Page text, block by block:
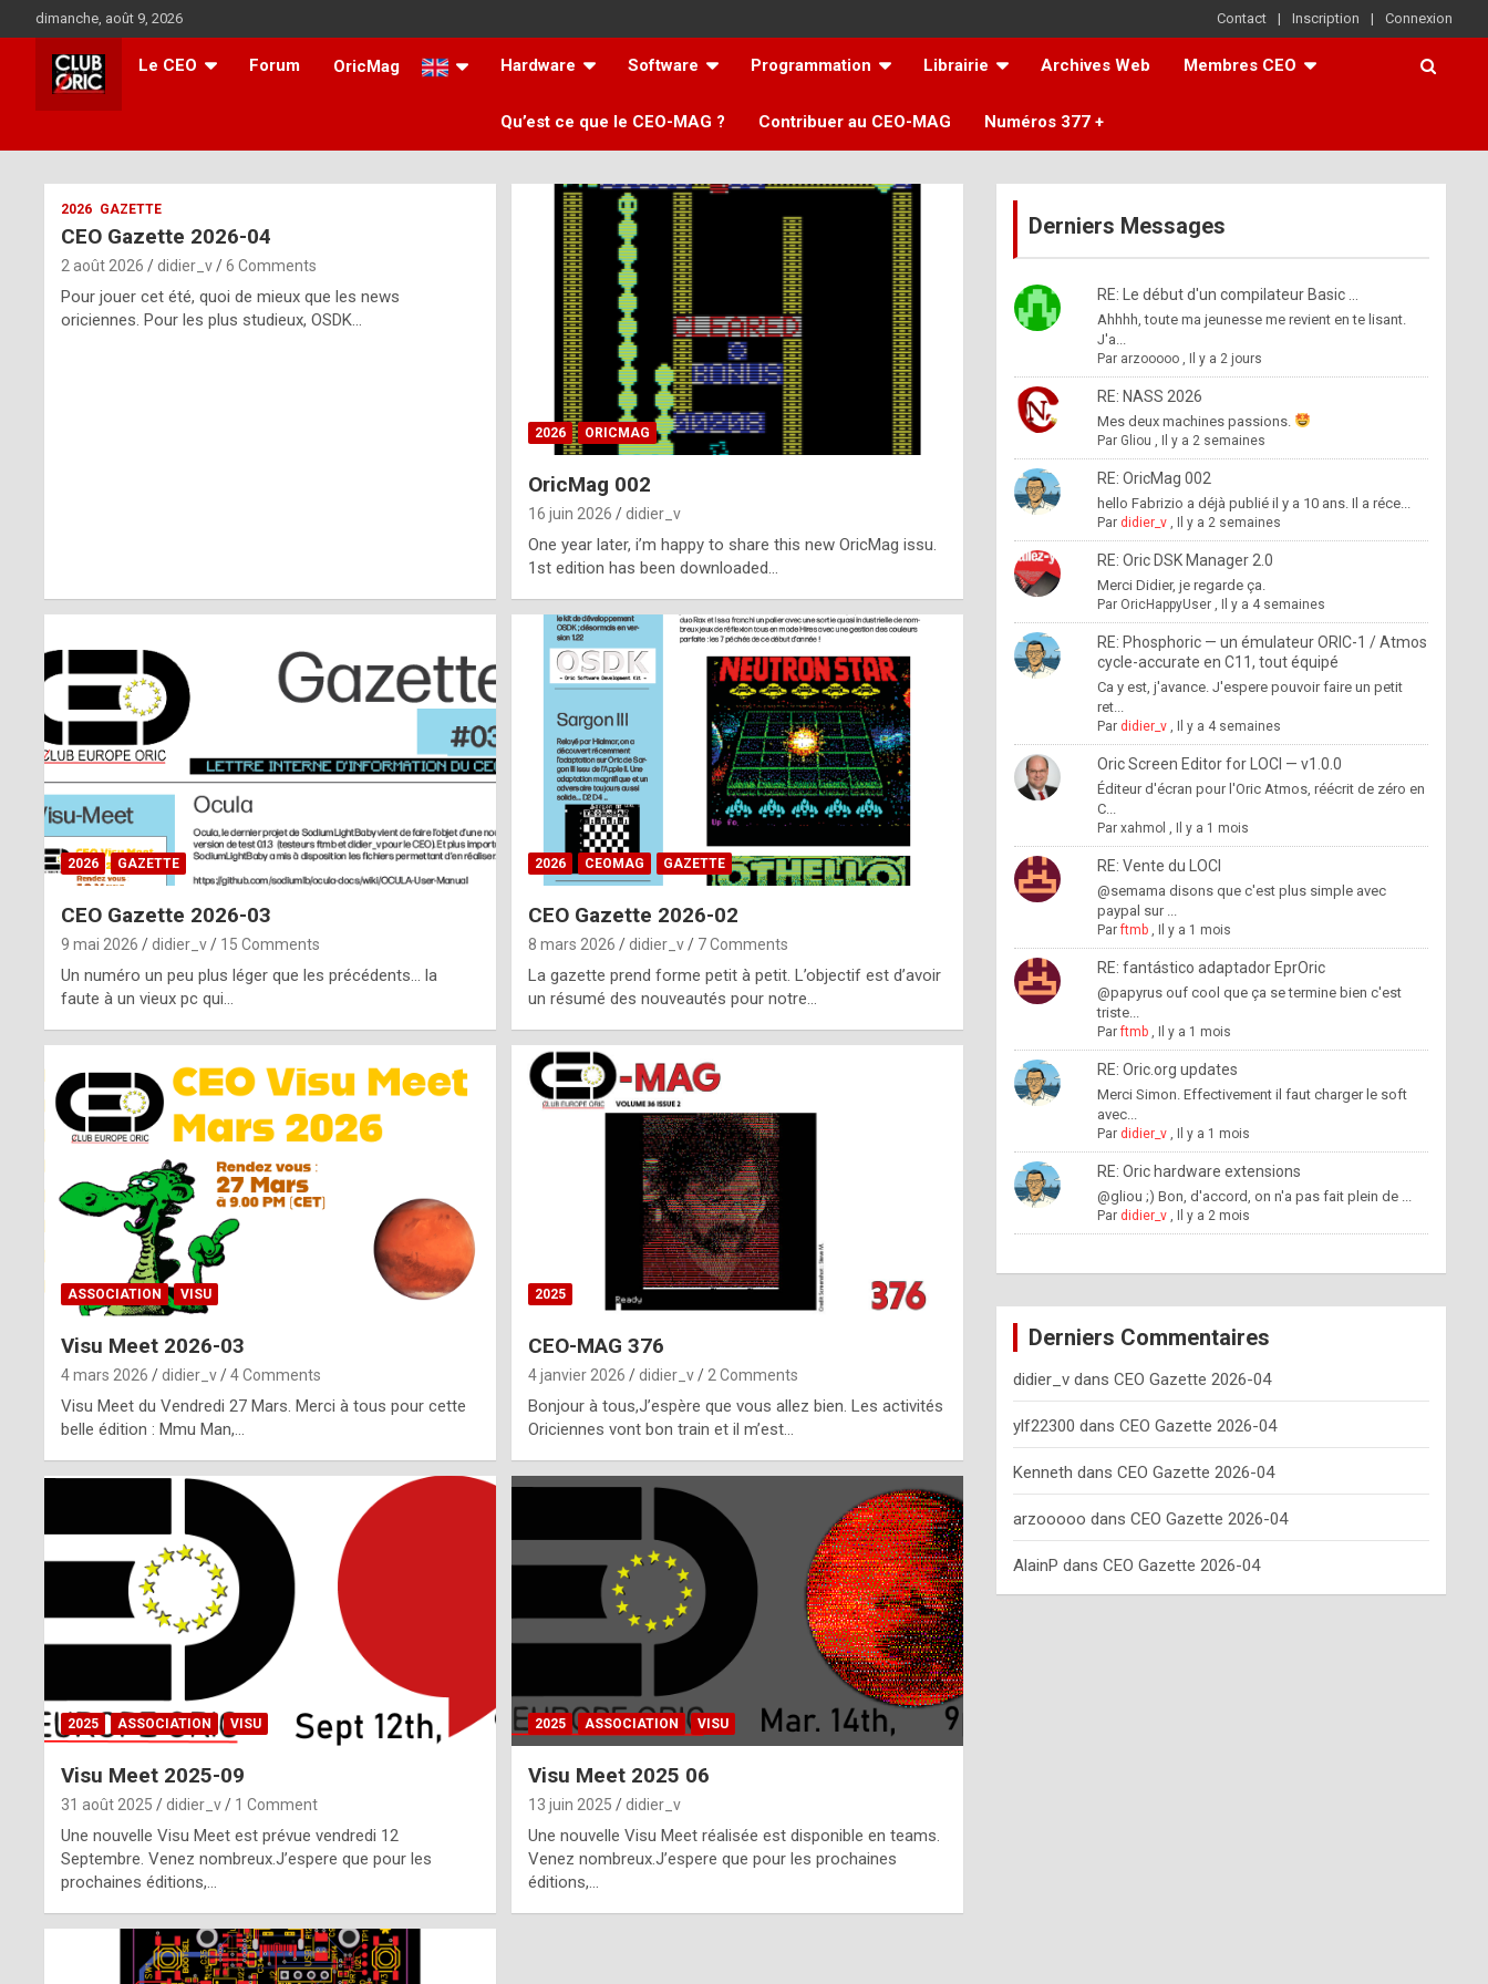
to
content
dimanche, août 9, 2026 Contact Inscription Connexion
Le CEO Forum OricMag Hardware Software Programmation Librairie Archives Web Membres CEO
Qu’est ce que le CEO-MAG ? Contribuer au CEO-MAG Numéros 377 +
ff
m
2026 GAZETTE
CEO Gazette 2026-04
2 août 2026 didier_v 6 Comments
Pour jouer cet été, quoi de mieux que les news
oriciennes. Pour les plus studieux, OSDK…
2026 ORICMAG
OricMag 002
16 juin 2026 didier_v
One year later, i’m happy to share this new OricMag issu.
1st edition has been downloaded…
2026 GAZETTE
CEO Gazette 2026-03
9 mai 2026 didier_v 15 Comments
Un numéro un peu plus léger que les précédents… la
faute à un vieux pc qui…
2026 CEOMAG GAZETTE
CEO Gazette 2026-02
8 mars 2026 didier_v 7 Comments
La gazette prend forme petit à petit. L’objectif est d’avoir
un résumé des nouveautés pour notre…
ASSOCIATION VISU
Visu Meet 2026-03
4 mars 2026 didier_v 4 Comments
Visu Meet du Vendredi 27 Mars. Merci à tous pour cette
belle édition : Mmu Man,…
2025
CEO-MAG 376
4 janvier 2026 didier_v 2 Comments
Bonjour à tous,J’espère que vous allez bien. Les activités
Oriciennes vont bon train et il m’est…
2025 ASSOCIATION VISU
Visu Meet 2025-09
31 août 2025 didier_v 1 Comment
Une nouvelle Visu Meet est prévue vendredi 12
Septembre. Venez nombreux.J’espere que pour les
prochaines éditions,…
2025 ASSOCIATION VISU
Visu Meet 2025 06
13 juin 2025 didier_v
Une nouvelle Visu Meet réalisée est disponible en teams.
Venez nombreux.J’espere que pour les prochaines
éditions,…
Derniers Messages
RE: Le début d'un compilateur Basic ...
Ahhhh, toute ma jeunesse me revient en te lisant.
J'a...
Par arzooooo, Il y a 2 jours
RE: NASS 2026
Mes deux machines passions.
Par Gliou , Il y a 2 semaines
RE: OricMag 002
hello Fabrizio a déjà publié il y a 10 ans. Il a réce...
Par didier_v, Il y a 2 semaines
RE: Oric DSK Manager 2.0
Merci Didier, je regarde ça.
Par OricHappyUser, Il y a 4 semaines
RE: Phosphoric — un émulateur ORIC-1 / Atmos
cycle-accurate en C11, tout équipé
Ca y est, j'avance. J'espere pouvoir faire un petit
ret...
Par didier_v, Il y a 4 semaines
Oric Screen Editor for LOCI — v1.0.0
Éditeur d'écran pour l'Oric Atmos, réécrit de zéro en
C...
Par xahmol , Il y a 1 mois
RE: Vente du LOCI
@semama disons que c'est plus simple avec
paypal sur ...
Parftmb, Il y a 1 mois
RE: fantástico adaptador EprOric
@papyrus ouf cool que ça se termine bien c'est
triste...
Parftmb, Il y a 1 mois
RE: Oric.org updates
Merci Simon. Effectivement il faut charger le soft
avec...
Par didier_v, Il y a 1 mois
RE: Oric hardware extensions
@gliou ;) Bon, d'accord, on n'a pas fait plein de ...
Par didier_v, Il y a 2 mois
Derniers Commentaires
didier_vdans CEO Gazette 2026-04
ylf22300 dans CEO Gazette 2026-04
Kenneth dans CEO Gazette 2026-04
arzooooo dans CEO Gazette 2026-04
AlainP dans CEO Gazette 2026-04